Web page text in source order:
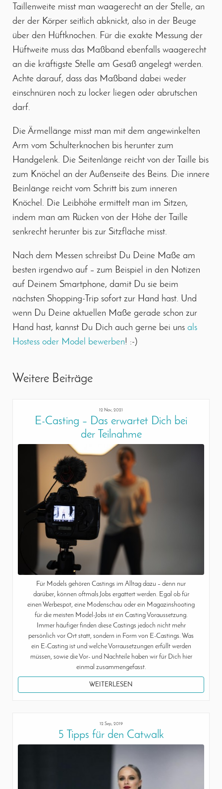
Taillenweite misst man waagerecht an der Stelle, an
der der Körper seitlich abknickt, also in der Beuge
über den Hüftknochen. Für die exakte Messung der
Hüftweite muss das Maßband ebenfalls waagerecht
an die kräftigste Stelle am Gesäß angelegt werden.
Achte darauf, dass das Maßband dabei weder
einschnüren noch zu locker liegen oder abrutschen
darf.
Die Ärmellänge misst man mit dem angewinkelten
Arm vom Schulterknochen bis herunter zum
Handgelenk. Die Seitenlänge reicht von der Taille bis
zum Knöchel an der Außenseite des Beins. Die innere
Beinlänge reicht vom Schritt bis zum inneren
Knöchel. Die Leibhöhe ermittelt man im Sitzen,
indem man am Rücken von der Höhe der Taille
senkrecht herunter bis zur Sitzfläche misst.
Nach dem Messen schreibst Du Deine Maße am
besten irgendwo auf – zum Beispiel in den Notizen
auf Deinem Smartphone, damit Du sie beim
nächsten Shopping-Trip sofort zur Hand hast. Und
wenn Du Deine aktuellen Maße gerade schon zur
Hand hast, kannst Du Dich auch gerne bei uns als
Hostess oder Model bewerben! :-)
Weitere Beiträge
12 Nov, 2021
E-Casting – Das erwartet Dich bei
der Teilnahme
Für Models gehören Castings im Alltag dazu – denn nur
darüber, können oftmals Jobs ergattert werden. Egal ob für
einen Werbespot, eine Modenschau oder ein Magazinshooting
für die meisten Model-Jobs ist ein Casting Voraussetzung.
Immer häufiger finden diese Castings jedoch nicht mehr
persönlich vor Ort statt, sondern in Form von E-Castings. Was
ein E-Casting ist und welche Vorrausetzungen erfüllt werden
müssen, sowie die Vor- und Nachteile haben wir für Dich hier
einmal zusammengefasst.
WEITERLESEN
12 Sep, 2019
5 Tipps für den Catwalk